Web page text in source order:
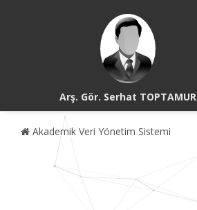
Arş. Gör. Serhat TOPTAMUR
Akademik Veri Yönetim Sistemi